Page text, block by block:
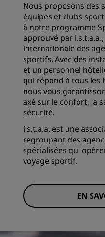
Nous proposons des
équipes et clubs
à notre programme
approuvé par
internationale des
sportifs. Avec des
et un personnel
qui répond à tous les
nous vous
axé sur le confort, la
sécurité.
i.s.t.a.a. est une
regroupant des
spécialisées qui
voyage sportif.
EN